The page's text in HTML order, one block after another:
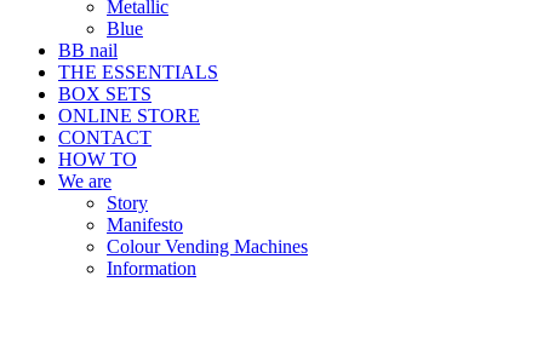
Metallic
Blue
BB nail
THE ESSENTIALS
BOX SETS
ONLINE STORE
CONTACT
HOW TO
We are
Story
Manifesto
Colour Vending Machines
Information